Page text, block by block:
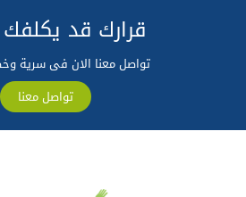
قرارك قد
تواصل معنا الان فى سرية
تواصل معنا